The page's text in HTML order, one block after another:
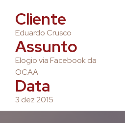
Cliente
Eduardo Crusco
Assunto
Elogio via Facebook da
OCAA
Data
3 dez 2015